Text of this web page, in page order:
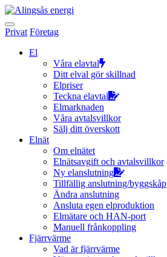
Hoppa
till
innehållet
Privat Företag
El
Våra elavtal
Ditt elval gör skillnad
Elpriser
Teckna elavtal
Elmarknaden
Våra avtalsvillkor
Sälj ditt överskott
Elnät
Om elnätet
Elnätsavgift och avtalsvillkor
Ny elanslutning
Tillfällig anslutning/byggskåp
Ändra anslutning
Ansluta egen elproduktion
Elmätare och HAN-port
Manuell frånkoppling
Fjärrvärme
Vad är fjärrvärme